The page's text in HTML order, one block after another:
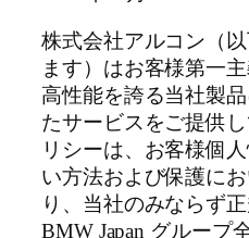
株式会社アルコン（
ます）はお客様第一
高性能を誇る当社製
たサービスをご提供
リシーは、お客様個
い方法および保護に
り、当社のみならず
BMW Japan グループ